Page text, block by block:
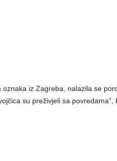
oznaka iz Zagreba, nalazila se
su preživjeli sa povredama”,